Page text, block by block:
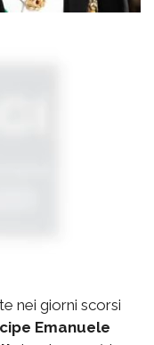
nei giorni scorsi
Emanuele